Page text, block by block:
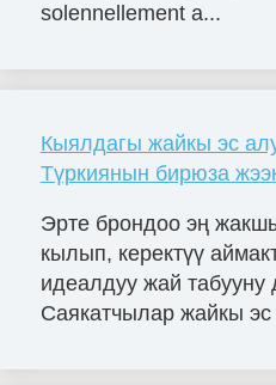
solennellement a...
Кыялдагы жайкы эс
Түркиянын бирюза
Эрте брондоо эң
кылып, керектүү
идеалдуу жай табууну
Саякатчылар жайкы